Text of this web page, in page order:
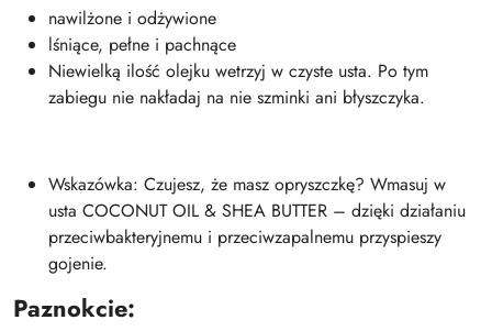
nawilżone i odżywione
lśniące, pełne i pachnące
Niewielką ilość olejku wetrzyj w czyste usta. Po tym
zabiegu nie nakładaj na nie szminki ani błyszczyka.
Wskazówka: Czujesz, że masz opryszczkę? Wmasuj w
usta COCONUT OIL & SHEA BUTTER – dzięki działaniu
przeciwbakteryjnemu i przeciwzapalnemu przyspieszy
gojenie.
Paznokcie: